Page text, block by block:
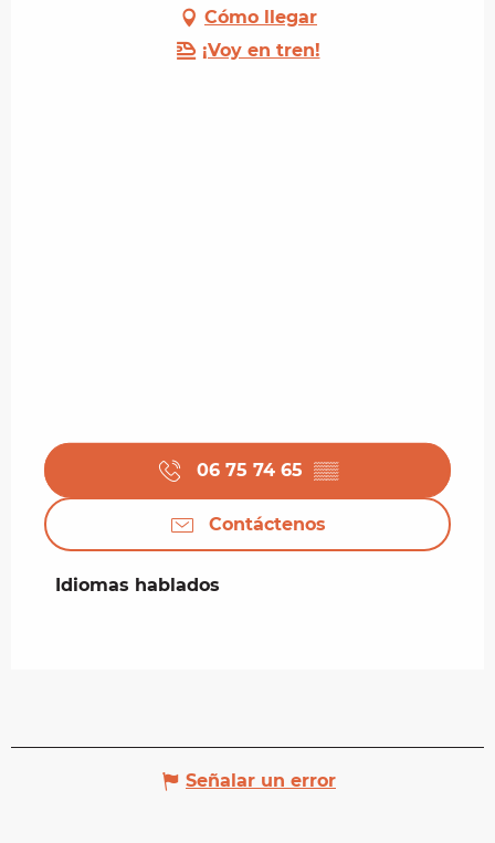
Cómo llegar
¡Voy en tren!
06 75 74 65 ▒▒
Contáctenos
Idiomas hablados
Idiomas hablados
Señalar un error